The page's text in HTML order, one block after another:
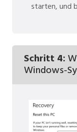
starten, und
Schritt 4:
Windows-